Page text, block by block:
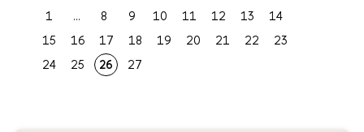
1 ... 8 9 10 11 12 13
14
15
16 17 18 19 20 21 22
23
24
25 26 27